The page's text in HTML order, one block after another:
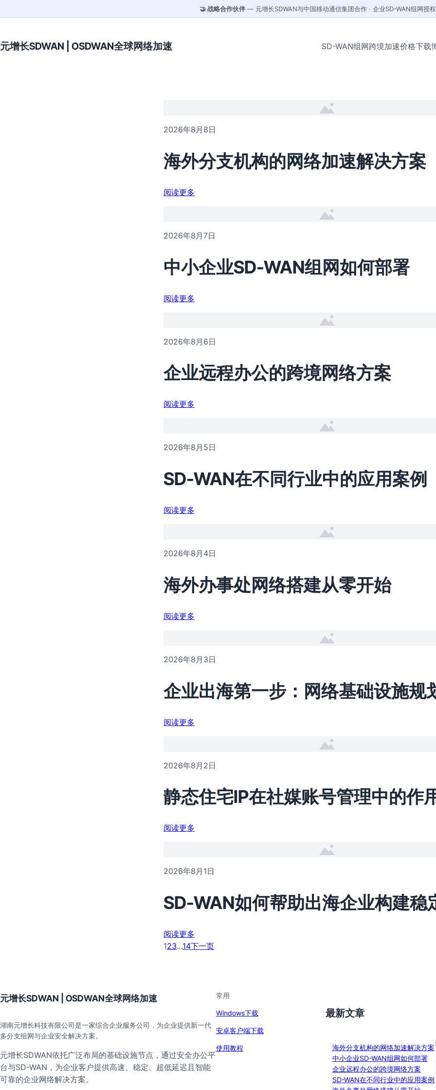
🤝 战略合作伙伴— 元增长SDWAN与中国移动通信集团合作 · 企业SD-WAN组网授
元增长SDWAN | OSDWAN全球网络加速 SD-WAN组网跨境加速价格下载
2026年8月8日
海外分支机构的网络加速解决方案
阅读更多
2026年8月7日
中小企业SD-WAN组网如何部署
阅读更多
2026年8月6日
企业远程办公的跨境网络方案
阅读更多
2026年8月5日
SD-WAN在不同行业中的应用案例
阅读更多
2026年8月4日
海外办事处网络搭建从零开始
阅读更多
2026年8月3日
企业出海第一步：网络基础设施规
阅读更多
2026年8月2日
静态住宅IP在社媒账号管理中的作
阅读更多
2026年8月1日
SD-WAN如何帮助出海企业构建稳
阅读更多
123…14下一页
元增长SDWAN | OSDWAN全球网络加速
湖南元增长科技有限公司是一家综合企业服务公司，为企业提供新一代
多分支组网与企业安全解决方案。
元增长SDWAN依托广泛布局的基础设施节点，通过安全办公平
台与SD-WAN，为企业客户提供高速、稳定、超低延迟且智能
可靠的企业网络解决方案。
常用
Windows下载
安卓客户端下载
使用教程
最新文章
海外分支机构的网络加速解决方案
中小企业SD-WAN组网如何部署
企业远程办公的跨境网络方案
SD-WAN在不同行业中的应用案例